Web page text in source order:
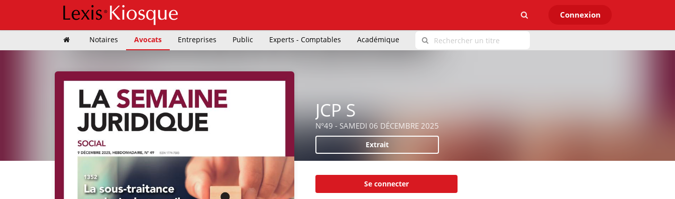
Connexion
Notaires Avocats Entreprises Public Experts - Comptables Académique
JCP S
N°49 - SAMEDI 06 DÉCEMBRE 2025
Extrait
Se connecter